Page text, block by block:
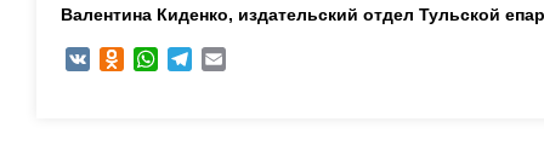
Валентина Киденко, издательский отдел Тульской
VK Odnoklassniki
WhatsAppTelegram